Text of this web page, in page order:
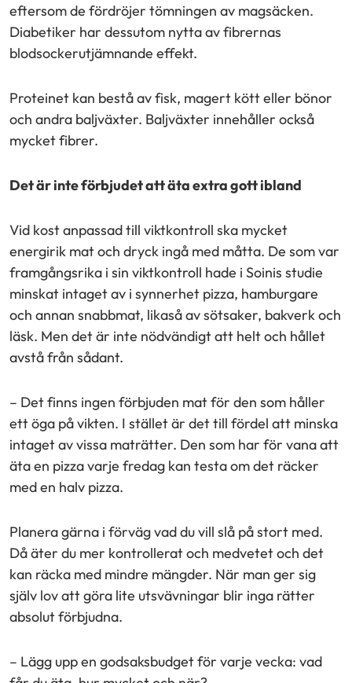
eftersom de fördröjer tömningen av magsäcken.
Diabetiker har dessutom nytta av fibrernas
blodsockerutjämnande effekt.
Proteinet kan bestå av fisk, magert kött eller bönor
och andra baljväxter. Baljväxter innehåller också
mycket fibrer.
Det är inte förbjudet att äta extra gott ibland
Vid kost anpassad till viktkontroll ska mycket
energirik mat och dryck ingå med måtta. De som var
framgångsrika i sin viktkontroll hade i Soinis studie
minskat intaget av i synnerhet pizza, hamburgare
och annan snabbmat, likaså av sötsaker, bakverk och
läsk. Men det är inte nödvändigt att helt och hållet
avstå från sådant.
– Det finns ingen förbjuden mat för den som håller
ett öga på vikten. I stället är det till fördel att minska
intaget av vissa maträtter. Den som har för vana att
äta en pizza varje fredag kan testa om det räcker
med en halv pizza.
Planera gärna i förväg vad du vill slå på stort med.
Då äter du mer kontrollerat och medvetet och det
kan räcka med mindre mängder. När man ger sig
själv lov att göra lite utsvävningar blir inga rätter
absolut förbjudna.
– Lägg upp en godsaksbudget för varje vecka: vad